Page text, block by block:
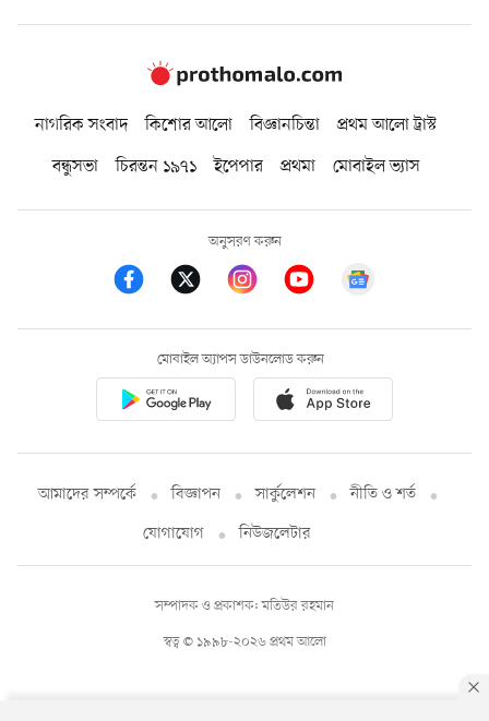
নাগরিক সংবাদ কিশোর আলো বিজ্ঞানচিন্তা
প্রথম আলো ট্রাস্ট
বন্ধুসভা
চিরন্তন ১৯৭১ ইপেপার প্রথমা মোবাইল ভ্যাস
অনুসরণ করুন
মোবাইল অ্যাপস ডাউনলোড করুন
আমাদের সম্পর্কে বিজ্ঞাপন সার্কুলেশন
নীতি ও শর্ত
যোগাযোগ
নিউজলেটার
স্বত্ব © ১৯৯৮-২০২৬ প্রথম আলো
সম্পাদক ও প্রকাশক: মতিউর রহমান